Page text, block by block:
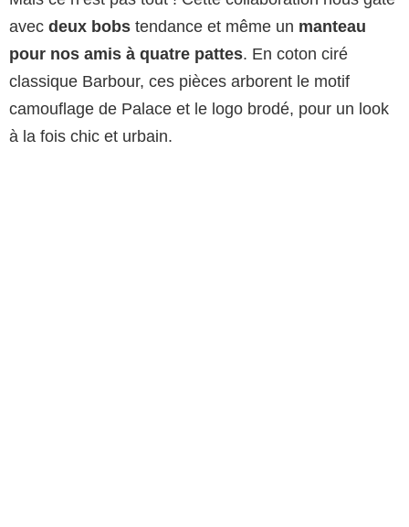
avec deux bobs tendance et même un manteau
pour nos amis à quatre pattes. En coton ciré
classique Barbour, ces pièces arborent le motif
camouflage de Palace et le logo brodé, pour un look
à la fois chic et urbain.